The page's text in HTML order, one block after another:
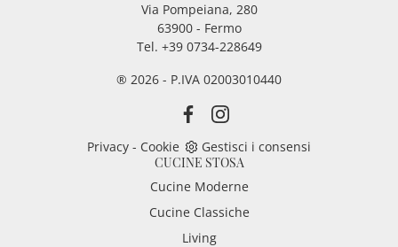
Via Pompeiana, 280
63900 - Fermo
Tel. +39 0734-228649
® 2026 - P.IVA 02003010440
Privacy - Cookie
Gestisci i consensi
CUCINE STOSA
Cucine Moderne
Cucine Classiche
Living